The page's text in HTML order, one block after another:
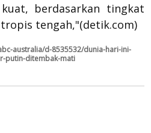
berdasarkan tingkat
tengah,"(detik.com)
australia/d-8535532/dunia-hari-ini-
putin-ditembak-mati